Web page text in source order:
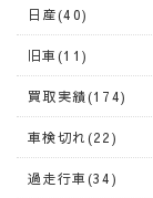
日産(40)
旧車(11)
買取実績(174)
車検切れ(22)
過走行車(34)